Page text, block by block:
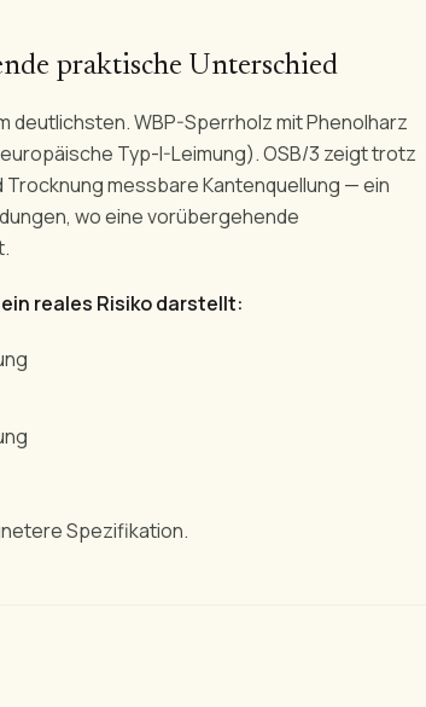
praktische Unterschied
deutlichsten. WBP-Sperrholz mit Phenolharz
Typ-I-Leimung). OSB/3 zeigt trotz
messbare Kantenquellung — ein
wo eine vorübergehende
reales Risiko darstellt:
Spezifikation.